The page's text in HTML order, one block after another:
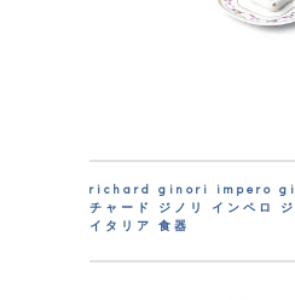
richard ginori impero
チャード ジノリ インペロ
イタリア 食器